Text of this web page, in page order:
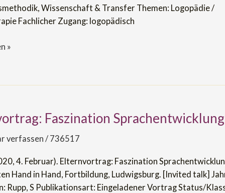
Wissenschaft & Transfer Themen: Logopädie /
Fachlicher Zugang: logopädisch
»
Faszination Sprachentwicklung
verfassen / 736517
4. Februar). Elternvortrag: Faszination
Hand in Hand, Fortbildung, Ludwigsburg. [Invited talk]
Rupp, S Publikationsart: Eingeladener Vortrag Status/